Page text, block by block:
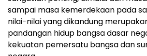
sampai masa kemerdekaan pada
nilai-nilai yang dikandung
pandangan hidup bangsa dasar
kekuatan pemersatu bangsa dan